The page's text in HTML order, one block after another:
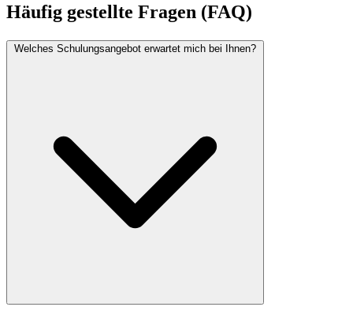
Häufig gestellte Fragen (FAQ)
Welches Schulungsangebot erwartet mich bei Ihnen?